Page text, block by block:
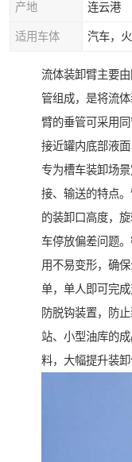
产地 连云港
适用车体 汽车，
流体装卸臂主要
管组成，是将流
臂的垂管可采用
接近罐内底部液面
专为槽车装卸场
接、输送的特点
的装卸口高度，
车停放偏差问题
用不易变形，确
单，单人即可完
防脱钩装置，防
站、小型油库的
料，大幅提升装卸